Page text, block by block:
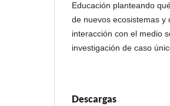
Educación planteando
de nuevos ecosistemas y
interacción con el medio
investigación de caso
Descargas